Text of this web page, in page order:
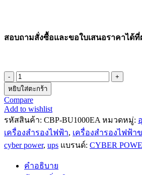
สอบถามสั่งซื้อและขอใบเสนอราคาได้
จำนวน
เครื่อง
สำรอง
ไฟฟ้า
UPS
CYBER
POWERรุ่น
ประกัน
หยิบใส่ตะกร้า
Compare
Add to wishlist
รหัสสินค้า: CBP-BU1000EA หมวดหมู่:
เครื่องสำรองไฟฟ้า, เครื่องสำรองไฟฟ้า
cyber power, ups แบรนด์: CYBER
คำอธิบาย